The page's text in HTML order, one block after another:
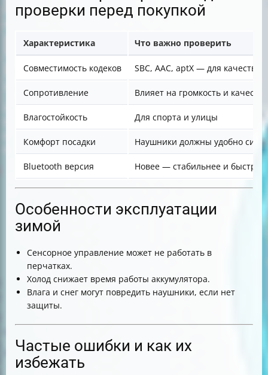
проверки перед покупкой
Характеристика Что важно проверить
Совместимость кодеков SBC, AAC, aptX — для
Сопротивление Влияет на громкость и качество
Влагостойкость Для спорта и улицы
Комфорт посадки Наушники должны удобно
Bluetooth версия Новее — стабильнее и
Особенности эксплуатации
зимой
Сенсорное управление может не работать в
перчатках.
Холод снижает время работы аккумулятора.
Влага и снег могут повредить наушники, если нет
защиты.
Частые ошибки и как их
избежать